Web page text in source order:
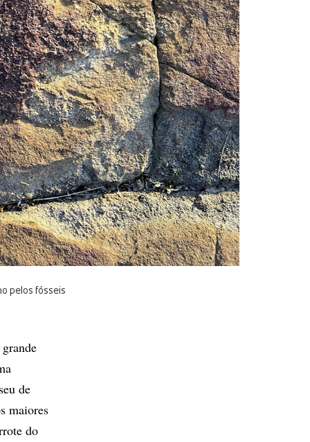
pelos fósseis
de
maiores
do